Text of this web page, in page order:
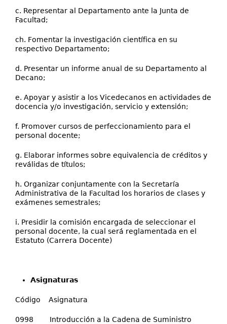
c. Representar al Departamento ante la Junta de
Facultad;
ch. Fomentar la investigación científica en su
respectivo Departamento;
d. Presentar un informe anual de su Departamento al
Decano;
e. Apoyar y asistir a los Vicedecanos en actividades de
docencia y/o investigación, servicio y extensión;
f. Promover cursos de perfeccionamiento para el
personal docente;
g. Elaborar informes sobre equivalencia de créditos y
reválidas de títulos;
h. Organizar conjuntamente con la Secretaría
Administrativa de la Facultad los horarios de clases y
exámenes semestrales;
i. Presidir la comisión encargada de seleccionar el
personal docente, la cual será reglamentada en el
Estatuto (Carrera Docente)
Asignaturas
Código Asignatura
0998 Introducción a la Cadena de Suministro